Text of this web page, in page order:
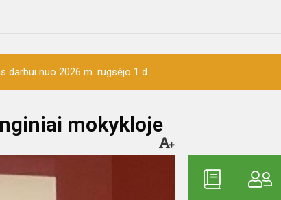
darbui nuo 2026 m. rugsėjo 1 d.
mokykloje